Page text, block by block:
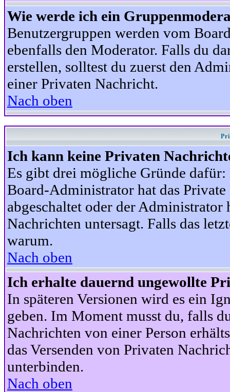
Wie werde ich ein
Benutzergruppen werden vom
ebenfalls den Moderator. Falls du
erstellen, solltest du zuerst den
einer Privaten Nachricht.
Nach oben
Ich kann keine Privaten
Es gibt drei mögliche Gründe
Board-Administrator hat das
abgeschaltet oder der
Nachrichten untersagt. Falls das
warum.
Nach oben
Ich erhalte dauernd ungewollte
In späteren Versionen wird es ein
geben. Im Moment musst du, falls
Nachrichten von einer Person
das Versenden von Privaten
unterbinden.
Nach oben